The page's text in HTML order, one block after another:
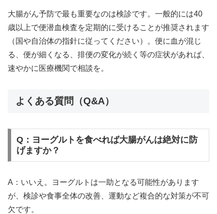
大腸がん予防で最も重要なのは検診です。一般的には40
歳以上で便潜血検査を定期的に受けることが推奨されます
（国や自治体の指針に従ってください）。便に血が混じ
る、便が細くなる、排便の変化が続く等の症状があれば、
速やかに医療機関で相談を。
よくある質問（Q&A）
Q：ヨーグルトを食べれば大腸がんは絶対に防
げますか？
A：いいえ。ヨーグルトは一助となる可能性があります
が、検診や食事全体の改善、運動など複合的な対策が不可
欠です。